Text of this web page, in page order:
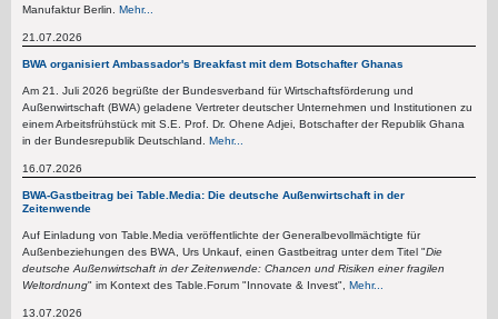
Manufaktur Berlin. Mehr...
21.07.2026
BWA organisiert Ambassador's Breakfast mit dem Botschafter Ghanas
Am 21. Juli 2026 begrüßte der Bundesverband für Wirtschaftsförderung und
Außenwirtschaft (BWA) geladene Vertreter deutscher Unternehmen und Institutionen zu
einem Arbeitsfrühstück mit S.E. Prof. Dr. Ohene Adjei, Botschafter der Republik Ghana
in der Bundesrepublik Deutschland. Mehr...
16.07.2026
BWA-Gastbeitrag bei Table.Media: Die deutsche Außenwirtschaft in der
Zeitenwende
Auf Einladung von Table.Media veröffentlichte der Generalbevollmächtigte für
Außenbeziehungen des BWA, Urs Unkauf, einen Gastbeitrag unter dem Titel "Die
deutsche Außenwirtschaft in der Zeitenwende: Chancen und Risiken einer fragilen
Weltordnung" im Kontext des Table.Forum "Innovate & Invest", Mehr...
13.07.2026